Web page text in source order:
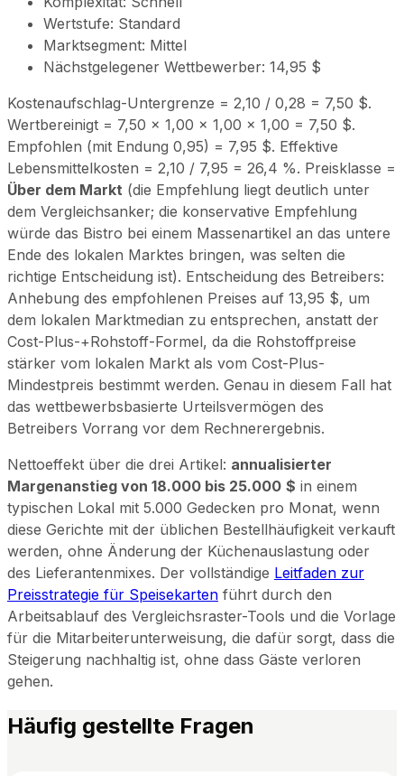
Wertstufe: Standard
Marktsegment: Mittel
Nächstgelegener Wettbewerber: 14,95 $
Kostenaufschlag-Untergrenze = 2,10 / 0,28 = 7,50 $.
Wertbereinigt = 7,50 × 1,00 × 1,00 × 1,00 = 7,50 $.
Empfohlen (mit Endung 0,95) = 7,95 $. Effektive
Lebensmittelkosten = 2,10 / 7,95 = 26,4 %. Preisklasse =
Über dem Markt (die Empfehlung liegt deutlich unter
dem Vergleichsanker; die konservative Empfehlung
würde das Bistro bei einem Massenartikel an das untere
Ende des lokalen Marktes bringen, was selten die
richtige Entscheidung ist). Entscheidung des Betreibers:
Anhebung des empfohlenen Preises auf 13,95 $, um
dem lokalen Marktmedian zu entsprechen, anstatt der
Cost-Plus-+Rohstoff-Formel, da die Rohstoffpreise
stärker vom lokalen Markt als vom Cost-Plus-
Mindestpreis bestimmt werden. Genau in diesem Fall hat
das wettbewerbsbasierte Urteilsvermögen des
Betreibers Vorrang vor dem Rechnerergebnis.
Nettoeffekt über die drei Artikel: annualisierter
Margenanstieg von 18.000 bis 25.000 $ in einem
typischen Lokal mit 5.000 Gedecken pro Monat, wenn
diese Gerichte mit der üblichen Bestellhäufigkeit verkauft
werden, ohne Änderung der Küchenauslastung oder
des Lieferantenmixes. Der vollständige Leitfaden zur
Preisstrategie für Speisekarten führt durch den
Arbeitsablauf des Vergleichsraster-Tools und die Vorlage
für die Mitarbeiterunterweisung, die dafür sorgt, dass die
Steigerung nachhaltig ist, ohne dass Gäste verloren
gehen.
Häufig gestellte Fragen